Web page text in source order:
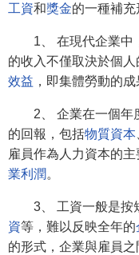
工資和獎金的一種補充
1、 在現代企業中，
的收入不僅取決於個人
效益 ，即集體勞動的成
2、 企業在一個年
的回報，包括物質資本
雇員作為人力資本的
業利潤。
3、 工資一般是按短
資等，難以反映全年的
的形式，企業與雇員